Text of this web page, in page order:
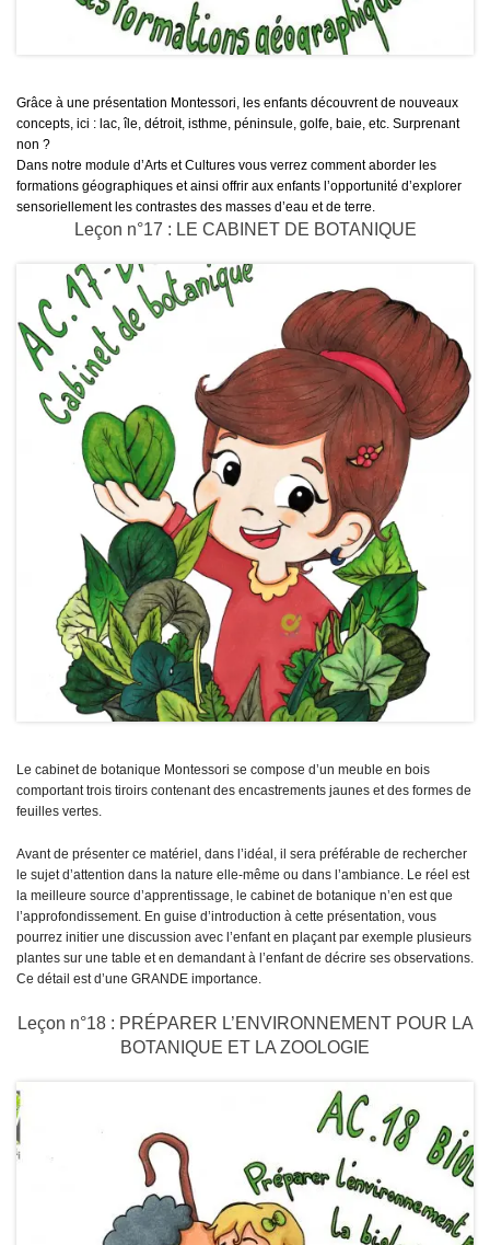
Grâce à une présentation Montessori, les enfants découvrent de nouveaux
concepts, ici : lac, île, détroit, isthme, péninsule, golfe, baie, etc. Surprenant
non ?
Dans notre module d’Arts et Cultures vous verrez comment aborder les
formations géographiques et ainsi offrir aux enfants l’opportunité d’explorer
sensoriellement les contrastes des masses d’eau et de terre.
Leçon n°17 : LE CABINET DE BOTANIQUE
Le cabinet de botanique Montessori se compose d’un meuble en bois
comportant trois tiroirs contenant des encastrements jaunes et des formes de
feuilles vertes.
Avant de présenter ce matériel, dans l’idéal, il sera préférable de rechercher
le sujet d’attention dans la nature elle-même ou dans l’ambiance. Le réel est
la meilleure source d’apprentissage, le cabinet de botanique n’en est que
l’approfondissement. En guise d’introduction à cette présentation, vous
pourrez initier une discussion avec l’enfant en plaçant par exemple plusieurs
plantes sur une table et en demandant à l’enfant de décrire ses observations.
Ce détail est d’une GRANDE importance.
Leçon n°18 : PRÉPARER L’ENVIRONNEMENT POUR LA
BOTANIQUE ET LA ZOOLOGIE